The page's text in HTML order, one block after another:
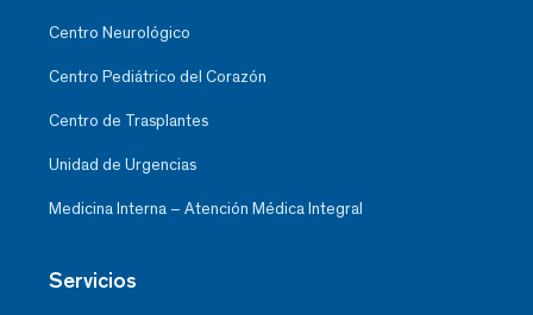
Centro Neurológico
Centro Pediátrico del Corazón
Centro de Trasplantes
Unidad de Urgencias
Medicina Interna – Atención Médica Integral
Servicios